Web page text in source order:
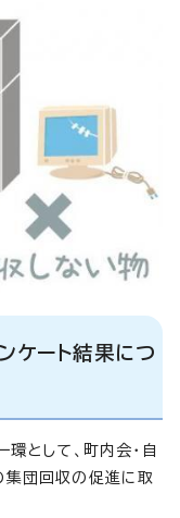
ケート結果につ
として、町内会・自
団回収の促進に取